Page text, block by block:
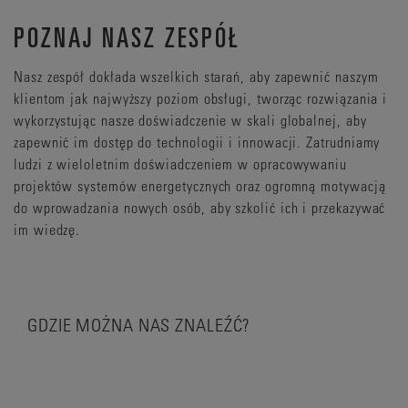
POZNAJ NASZ ZESPÓŁ
Nasz zespół dokłada wszelkich starań, aby zapewnić naszym
klientom jak najwyższy poziom obsługi, tworząc rozwiązania i
wykorzystując nasze doświadczenie w skali globalnej, aby
zapewnić im dostęp do technologii i innowacji. Zatrudniamy
ludzi z wieloletnim doświadczeniem w opracowywaniu
projektów systemów energetycznych oraz ogromną motywacją
do wprowadzania nowych osób, aby szkolić ich i przekazywać
im wiedzę.
GDZIE MOŻNA NAS ZNALEŹĆ?